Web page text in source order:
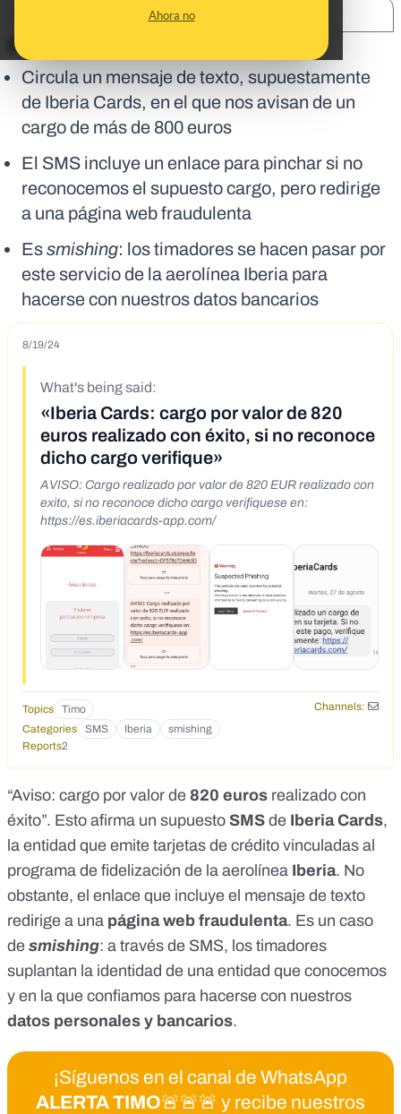
Ahora no
En corto:
Circula un mensaje de texto, supuestamente
de Iberia Cards, en el que nos avisan de un
cargo de más de 800 euros
El SMS incluye un enlace para pinchar si no
reconocemos el supuesto cargo, pero redirige
a una página web fraudulenta
Essmishing: los timadores se hacen pasar por
este servicio de la aerolínea Iberia para
hacerse con nuestros datos bancarios
8/19/24
What's being said:
«Iberia Cards: cargo por valor de 820
euros realizado con éxito, si no reconoce
dicho cargo verifique»
AVISO: Cargo realizado por valor de 820 EUR realizado con
exito, si no reconoce dicho cargo verifiquese en:
https://es.iberiacards-app.com/
Topics Timo
Channels:
Categories
SMS Iberia
smishing
Reports2
“Aviso: cargo por valor de 820 euros realizado con
éxito”. Esto afirma un supuesto SMS de Iberia Cards,
la entidad que emite tarjetas de crédito vinculadas al
programa de fidelización de la aerolínea Iberia. No
obstante, el enlace que incluye el mensaje de texto
redirige a una página web fraudulenta. Es un caso
de smishing: a través de SMS, los timadores
suplantan la identidad de una entidad que conocemos
y en la que confiamos para hacerse con nuestros
datos personales y bancarios.
¡Síguenos en el canal de WhatsApp
ALERTA TIMO🚨🚨🚨 y recibe nuestros